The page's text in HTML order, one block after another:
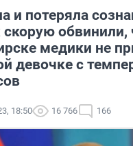
и потеряла
скорую обвинили,
медики не
девочке с
18:50 16 766 166